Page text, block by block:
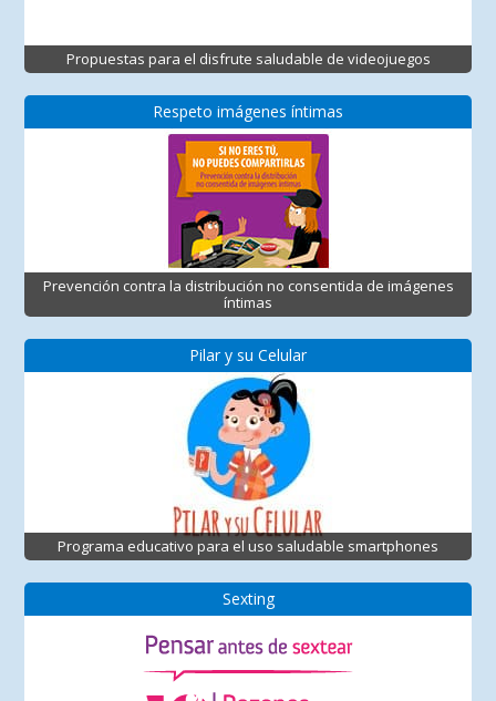
Propuestas para el disfrute saludable de videojuegos
Respeto imágenes íntimas
Prevención contra la distribución no consentida de imágenes
íntimas
Pilar y su Celular
Programa educativo para el uso saludable smartphones
Sexting